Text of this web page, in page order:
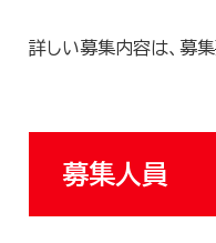
詳しい募集内容は、募
募集人員